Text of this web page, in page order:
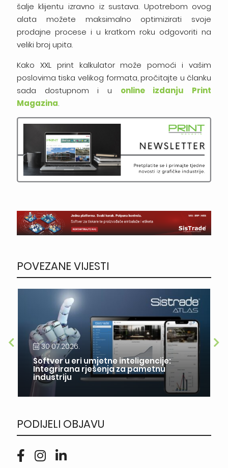
šalje klijentu izravno iz sustava. Upotrebom ovog
alata možete maksimalno optimizirati svoje
prodajne procese i u kratkom roku odgovoriti na
veliki broj upita.
Kako XXL print kalkulator može pomoći i vašim
poslovima tiska velikog formata, pročitajte u članku
sada dostupnom i u online izdanju Print
Magazina.
POVEZANE VIJESTI
30.07.2026.
Softver u eri umjetne inteligencije:
Integrirana rješenja za pametnu
industriju
PODIJELI OBJAVU